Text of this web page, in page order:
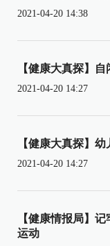
2021-04-20 14:38
【健康大真探】
2021-04-20 14:27
【健康大真探】
2021-04-20 14:27
【健康情报局】
运动